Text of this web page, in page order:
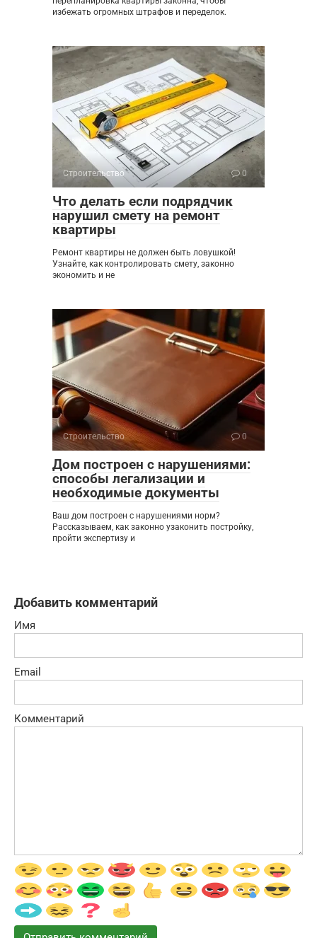
избежать огромных штрафов и переделок.
Строительство 0
Что делать если подрядчик
нарушил смету на ремонт
квартиры
Ремонт квартиры не должен быть ловушкой!
Узнайте, как контролировать смету, законно
экономить и не
Строительство 0
Дом построен с нарушениями:
способы легализации и
необходимые документы
Ваш дом построен с нарушениями норм?
Рассказываем, как законно узаконить постройку,
пройти экспертизу и
Добавить комментарий
Имя
Email
Комментарий